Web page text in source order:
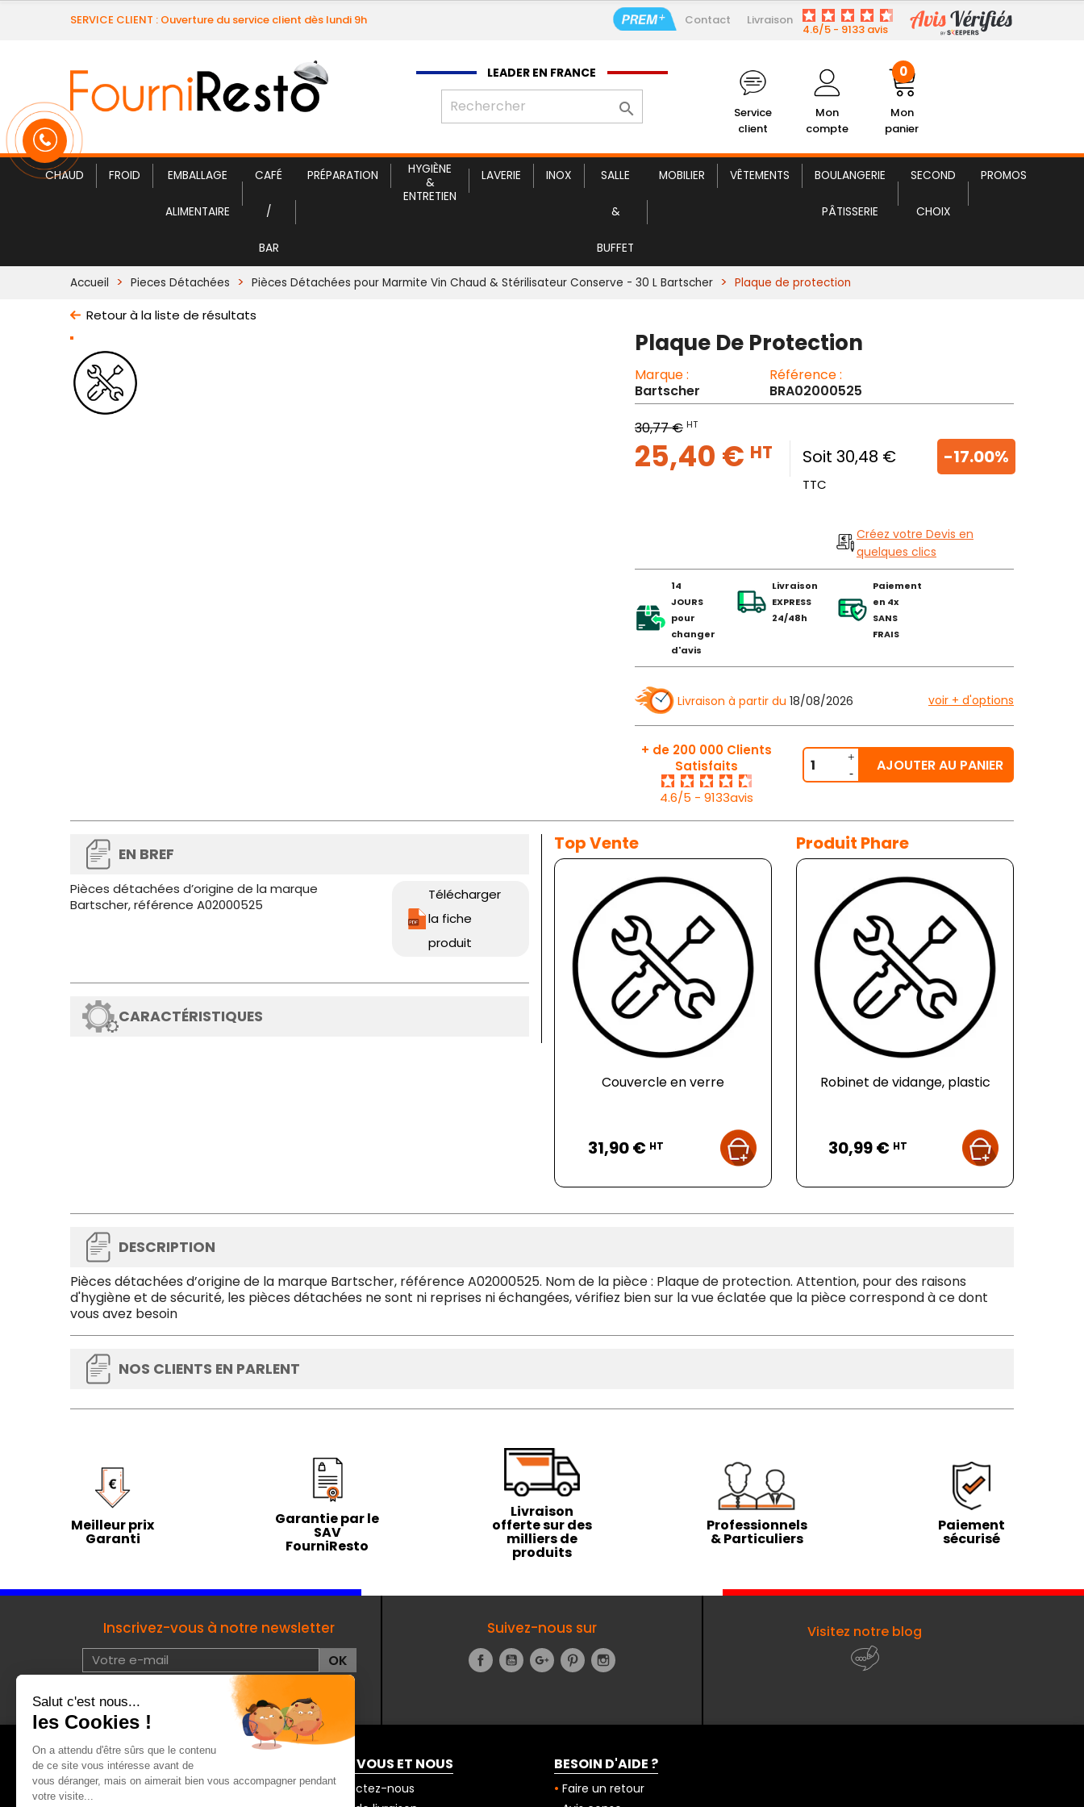
SERVICE CLIENT : Ouverture du service client dès lundi 9h Contact Livraison
4.6/5 - 9133 avis
LEADER EN FRANCE

Service
client
Mon
compte
Mon
panier
0
CHAUD FROID EMBALLAGE
ALIMENTAIRE
CAFÉ
/
BAR
PRÉPARATION
HYGIÈNE
&
ENTRETIEN
LAVERIE INOX SALLE
&
BUFFET
MOBILIER VÊTEMENTS BOULANGERIE
PÂTISSERIE
SECOND
CHOIX
PROMOS
Plaque de protection 25,40 € HT
Accueil Pieces Détachées Pièces Détachées pour Marmite Vin Chaud & Stérilisateur Conserve - 30 L Bartscher Plaque de protection
Retour à la liste de résultats
Plaque De Protection
Marque :
Bartscher
Référence :
BRA02000525
30,77 € HT
25,40 € HT Soit 30,48 €
TTC
-17.00%
Créez votre Devis en
quelques clics
14
JOURS
pour
changer
d'avis
Livraison
EXPRESS
24/48h
Paiement
en 4x
SANS
FRAIS
Livraison à partir du 18/08/2026 voir + d'options
+ de 200 000 Clients
Satisfaits
4.6/5 - 9133avis
AJOUTER AU PANIER
EN BREF
Pièces détachées d’origine de la marque
Bartscher, référence A02000525
Télécharger
la fiche
produit
CARACTÉRISTIQUES
Top Vente
Couvercle en verre
31,90 € HT
Produit Phare
Robinet de vidange, plastic
30,99 € HT
DESCRIPTION
Pièces détachées d’origine de la marque Bartscher, référence A02000525. Nom de la pièce : Plaque de protection. Attention, pour des raisons
d'hygiène et de sécurité, les pièces détachées ne sont ni reprises ni échangées, vérifiez bien sur la vue éclatée que la pièce correspond à ce dont
vous avez besoin
NOS CLIENTS EN PARLENT
Meilleur prix
Garanti
Garantie par le
SAV
FourniResto
Livraison
offerte sur des
milliers de
produits
Professionnels
& Particuliers
Paiement
sécurisé
Inscrivez-vous à notre newsletter
J'accepte les conditions d'utilisation de données à
caractères privées :
Suivez-nous sur
Facebook
YouTubeGoogle+PinterestInstagram
Visitez notre blog
À PROPOS DE FOURNIRESTO
Mentions légales
ENTRE VOUS ET NOUS
Contactez-nous
BESOIN D'AIDE ?
Faire un retour